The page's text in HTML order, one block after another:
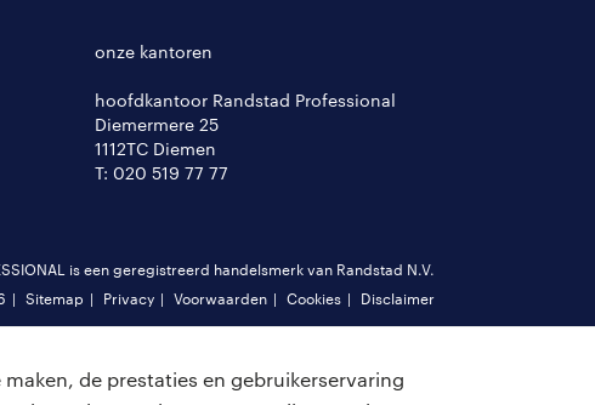
de prestaties en gebruikerservaring
onze kantoren
hoofdkantoor Randstad Professional
Diemermere 25
1112TC Diemen
T: 020 519 77 77
is een geregistreerd handelsmerk van Randstad N.V.
Sitemap Privacy Voorwaarden Cookies Disclaimer